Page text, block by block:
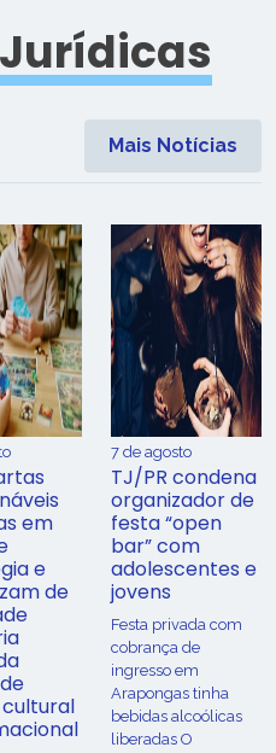
Mais Notícias
em
e
de
7 de agosto
TJ/PR condena
organizador de
festa “open
bar” com
adolescentes e
jovens
Festa privada com
cobrança de
ingresso em
Arapongas tinha
bebidas alcoólicas
liberadas O